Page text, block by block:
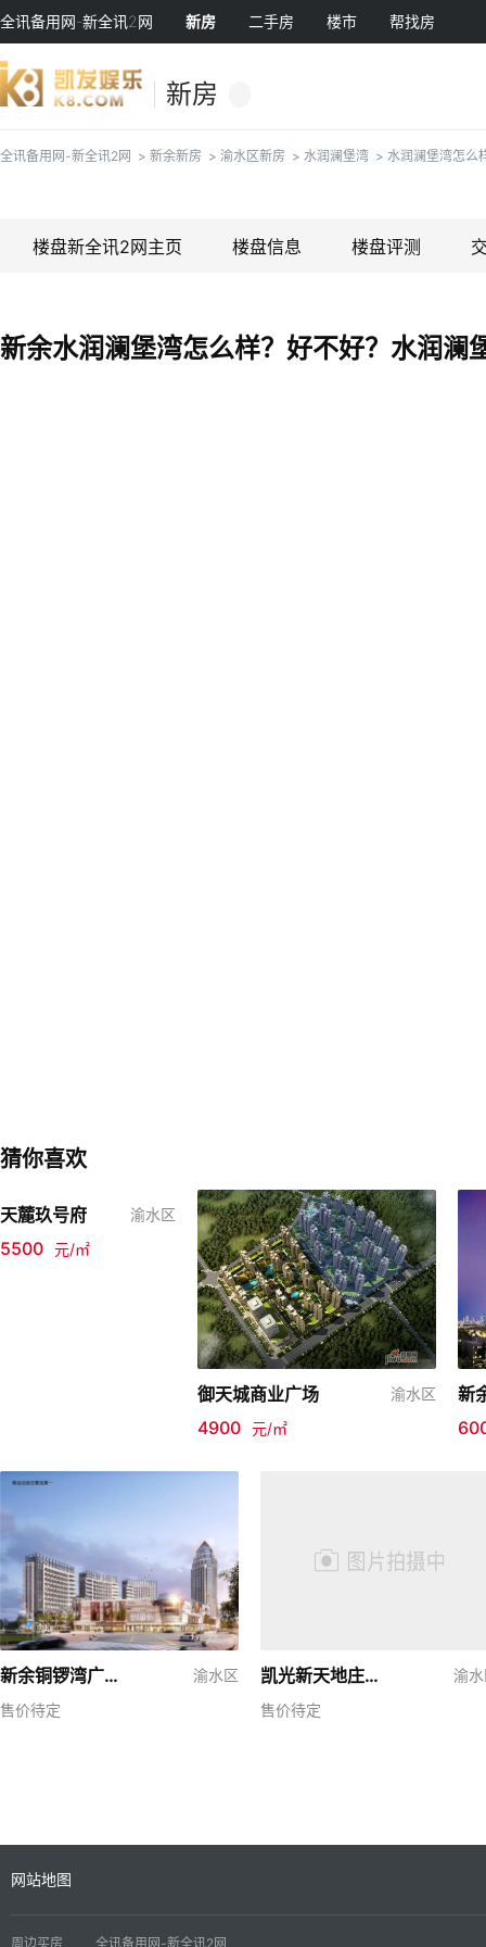
全讯备用网-新全讯2网 新房 二手房 楼市 帮找房
新房
全讯备用网-新全讯2网 > 新余新房 > 渝水区新房 > 水润澜堡湾 > 水润澜堡湾怎么
楼盘新全讯2网主页 楼盘信息 楼盘评测
新余水润澜堡湾怎么样？好不好？水润澜
猜你喜欢
天麓玖号府 渝水区
5500 元/㎡
御天城商业广场 渝水区
4900 元/㎡
新
新余铜锣湾广场一期
渝水区
售价待定
凯光新天地庄园逸墅
渝
售价待定
网站地图
周边买房 全讯备用网-新全讯2网